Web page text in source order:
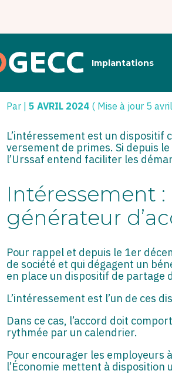
Principal
Implantations
Par |5 AVRIL 2024 ( Mise à jour 5
L’intéressement est un
versement de primes. Si depuis
l’Urssaf entend faciliter les
Intéressement
générateur
Pour rappel et depuis le 1er
de société et qui dégagent un
en place un dispositif de partage
L’intéressement est l’un de ces
Dans ce cas, l’accord doit
rythmée par un calendrier.
Pour encourager les employeurs
l’Économie mettent à disposition